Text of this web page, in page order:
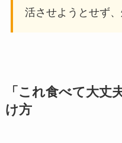
活させようとせず、
「これ食べて大丈
け方